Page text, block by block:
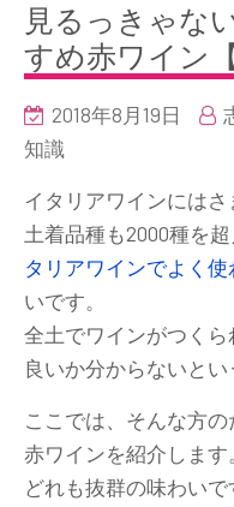
見るっきゃな
すめ赤ワイン【
2018年8月19日
知識
イタリアワインにはさ
土着品種も2000種を
タリアワインでよく
いです。
全土でワインがつく
良いか分からないとい
ここでは、そんな方
赤ワインを紹介します
どれも抜群の味わい